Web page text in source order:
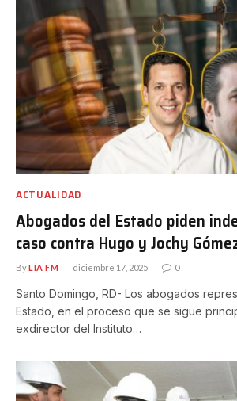
ACTUALIDAD
Abogados del Estado piden
caso contra Hugo y Jochy
ByLIA FM diciembre 17, 2025 0
Santo Domingo, RD- Los abogados
Estado, en el proceso que se sigue
exdirector del Instituto…